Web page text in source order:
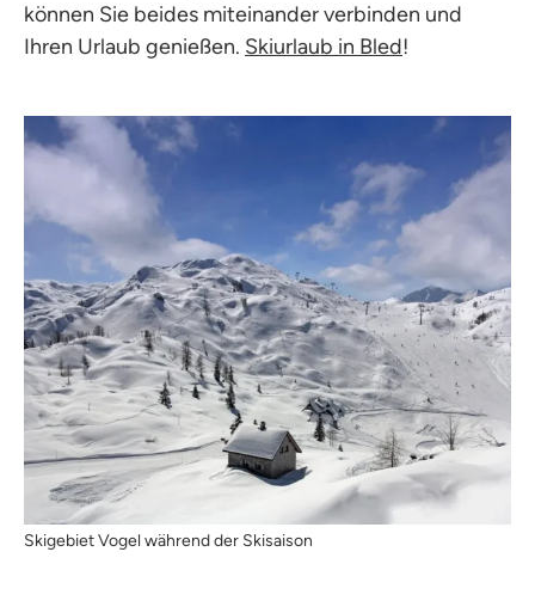
können Sie beides miteinander verbinden und
Ihren Urlaub genießen. Skiurlaub in Bled!
Skigebiet Vogel während der Skisaison